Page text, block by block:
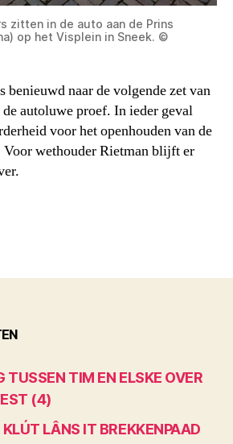
zitten in de auto aan de Prins
op het Visplein in Sneek. ©
benieuwd naar de volgende zet van
autoluwe proef. In ieder geval
voor het openhouden van de
wethouder Rietman blijft er
TUSSEN TIM EN ELSKE OVER
(4)
LÂNS IT BREKKENPAAD